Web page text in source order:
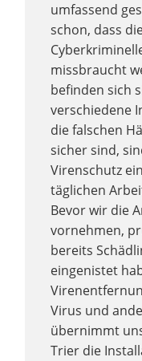
umfassend
schon, dass
missbraucht
befinden sich
verschiedene
die falschen
sicher sind,
Virenschutz
täglichen
Bevor wir die
vornehmen,
bereits
eingenistet
Virus und
übernimmt
Trier die